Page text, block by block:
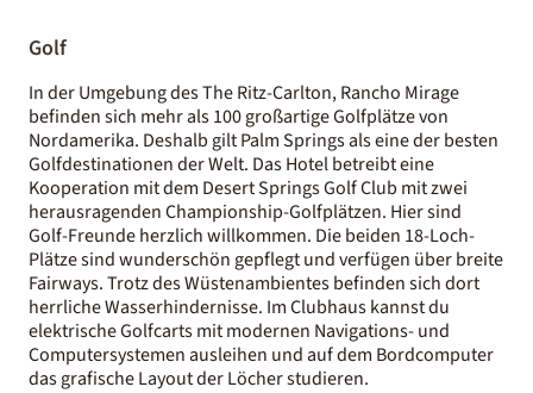
Golf
In der Umgebung des The Ritz-Carlton, Rancho Mirage
befinden sich mehr als 100 großartige Golfplätze von
Nordamerika. Deshalb gilt Palm Springs als eine der besten
Golfdestinationen der Welt. Das Hotel betreibt eine
Kooperation mit dem Desert Springs Golf Club mit zwei
herausragenden Championship-Golfplätzen. Hier sind
Golf-Freunde herzlich willkommen. Die beiden 18-Loch-
Plätze sind wunderschön gepflegt und verfügen über breite
Fairways. Trotz des Wüstenambientes befinden sich dort
herrliche Wasserhindernisse. Im Clubhaus kannst du
elektrische Golfcarts mit modernen Navigations- und
Computersystemen ausleihen und auf dem Bordcomputer
das grafische Layout der Löcher studieren.